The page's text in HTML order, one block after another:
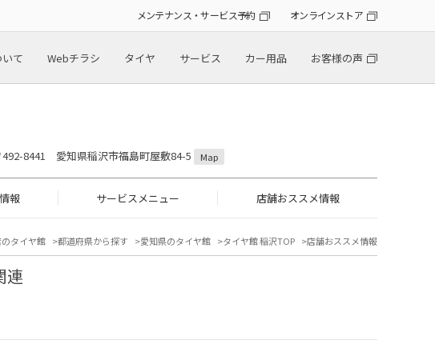
メンテナンス・サービス予約 オンラインストア
て Webチラシ タイヤ サービス カー用品 お客様の声
492-8441 愛知県稲沢市福島町屋敷84-5 Map
報 サービスメニュー 店舗おススメ情報
タイヤ館 都道府県から探す 愛知県のタイヤ館 タイヤ館 稲沢TOP 店舗おススメ情報
連